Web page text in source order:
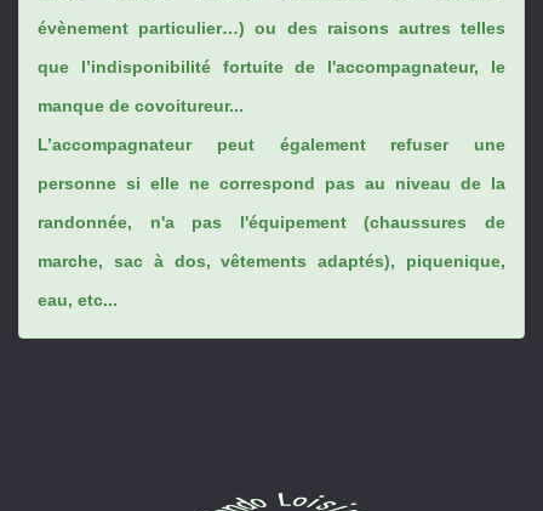
évènement particulier…) ou des raisons autres telles
que l’indisponibilité fortuite de l'accompagnateur, le
manque de covoitureur...
L’accompagnateur peut également refuser une
personne si elle ne correspond pas au niveau de la
randonnée, n'a pas l'équipement (chaussures de
marche, sac à dos, vêtements adaptés), piquenique,
eau, etc...